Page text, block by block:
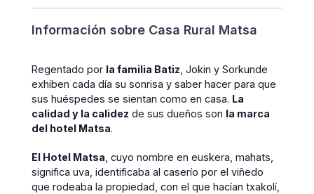
Información sobre Casa Rural Matsa
Regentado por la familia Batiz , Jokin y Sorkunde
exhiben cada día su sonrisa y saber hacer para que
sus huéspedes se sientan como en casa. La
calidad y la calidez de sus dueños son la marca
del hotel Matsa.
El Hotel Matsa , cuyo nombre en euskera, mahats,
significa uva, identificaba al caserío por el viñedo
que rodeaba la propiedad, con el que hacían txakolí,